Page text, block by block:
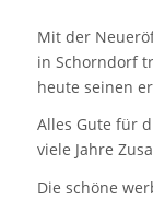
Mit der
in Schorndorf
heute seinen
Alles Gute für
viele Jahre
Die schöne